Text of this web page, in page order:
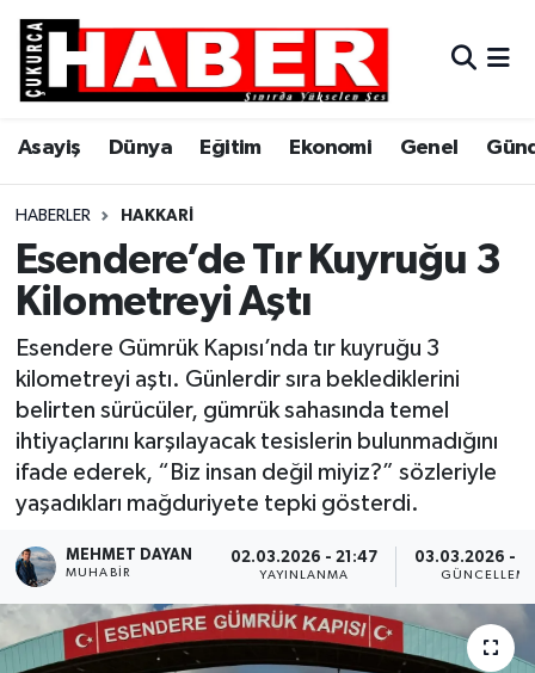
Asayiş Dünya Eğitim Ekonomi Genel
HABERLER HAKKARI
Esendere’de Tır Kuyruğu 3
Kilometreyi Aştı
Esendere Gümrük Kapısı’nda tır kuyruğu 3
kilometreyi aştı. Günlerdir sıra beklediklerini
belirten sürücüler, gümrük sahasında temel
ihtiyaçlarını karşılayacak tesislerin bulunmadığını
ifade ederek, “Biz insan değil miyiz?” sözleriyle
yaşadıkları mağduriyete tepki gösterdi.
MEHMET DAYAN
MUHABIR
02.03.2026 - 21:47
YAYINLANMA
03.03.2026 -
Asayiş
Dünya
Eğitim
Ekonomi
Gündem
Hakkari
Siyaset
Son Dakika
Teknoloji
Hava Durumu
Trafik Durumu
Süper Lig Puan Durumu ve Fikstür
Tüm Manşetler
Haber Arşivi